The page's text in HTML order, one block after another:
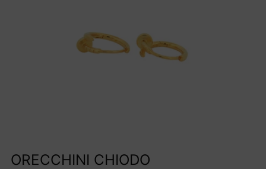
ORECCHINI CHIODO